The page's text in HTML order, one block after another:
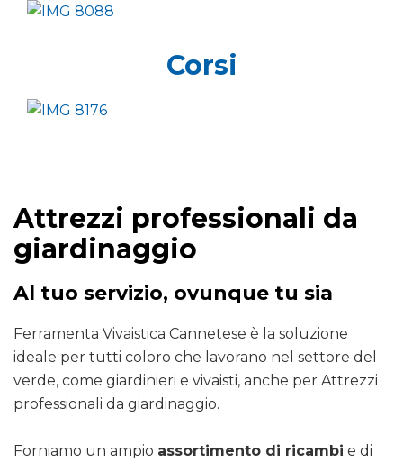
Corsi
Attrezzi professionali da
giardinaggio
Al tuo servizio, ovunque tu sia
Ferramenta Vivaistica Cannetese è la soluzione
ideale per tutti coloro che lavorano nel settore del
verde, come giardinieri e vivaisti, anche per Attrezzi
professionali da giardinaggio.
Forniamo un ampio assortimento di ricambi e di